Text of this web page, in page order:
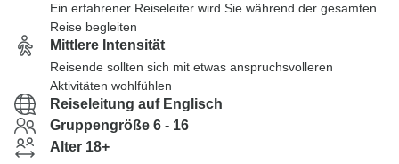
Ein erfahrener Reiseleiter wird Sie während der gesamten
Reise begleiten
Mittlere Intensität
Reisende sollten sich mit etwas anspruchsvolleren
Aktivitäten wohlfühlen
Reiseleitung auf Englisch
Gruppengröße 6 - 16
Alter 18+